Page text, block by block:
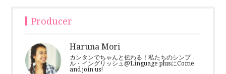
Producer
Haruna Mori
カンタンでちゃんと伝わる！私たちのシンプ
ル・イングリッシュ@Linguage plusにCome
and join us!